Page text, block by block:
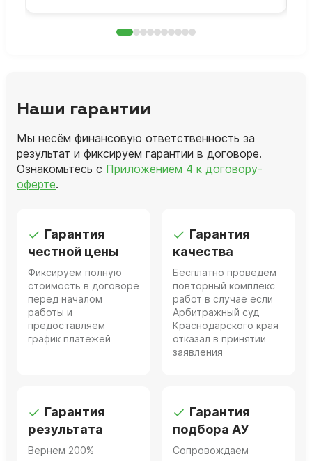
Наши гарантии
Мы несём финансовую ответственность за
результат и фиксируем гарантии в договоре.
Ознакомьтесь с Приложением 4 к договору-
оферте.
Гарантия
честной цены
Фиксируем полную
стоимость в договоре
перед началом
работы и
предоставляем
график платежей
Гарантия
качества
Бесплатно проведем
повторный комплекс
работ в случае если
Арбитражный суд
Краснодарского края
отказал в принятии
заявления
Гарантия
результата
Вернем 200%
Гарантия
подбора АУ
Сопровождаем